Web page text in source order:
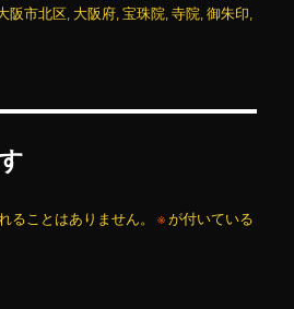
テ
阪市北区 大阪府 ,宝珠院 ,寺院 ,御朱印
ることはありません。 ※が付いている